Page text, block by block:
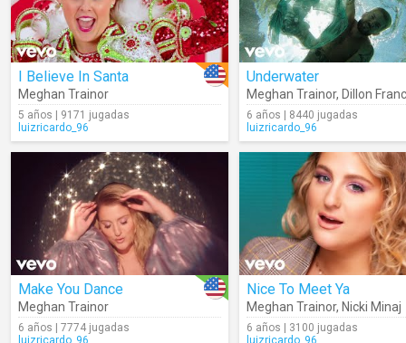
I Believe In Santa
Meghan Trainor
5 años | 9171 jugadas
luizricardo_96
Underwater
Meghan Trainor, Dillon
6 años | 8440 jugadas
luizricardo_96
Make You Dance
Meghan Trainor
6 años | 7774 jugadas
luizricardo_96
Nice To Meet Ya
Meghan Trainor, Nicki Minaj
6 años | 3100 jugadas
luizricardo_96